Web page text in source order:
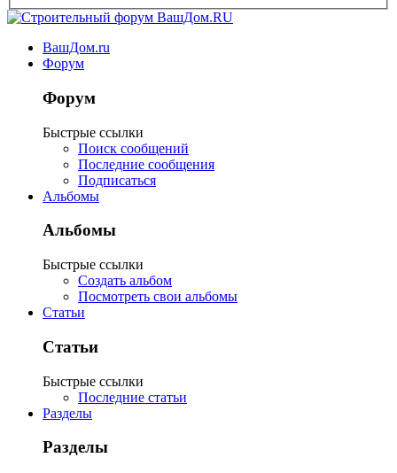
ВашДом.ru
Форум
Форум
Быстрые ссылки
Поиск сообщений
Последние сообщения
Подписаться
Альбомы
Альбомы
Быстрые ссылки
Создать альбом
Посмотреть свои альбомы
Статьи
Статьи
Быстрые ссылки
Последние статьи
Разделы
Разделы